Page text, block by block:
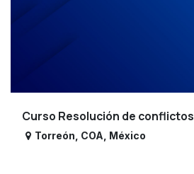
Curso Resolución de conflictos
Torreón COA México